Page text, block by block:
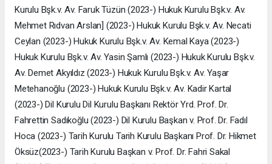
Kurulu Bşk.v. Av. Faruk Tüzün (2023-) Hukuk Kurulu Bşk.v. Av.
Mehmet Rıdvan Arslan] (2023-) Hukuk Kurulu Bşk.v. Av. Necati
Ceylan (2023-) Hukuk Kurulu Bşk.v. Av. Kemal Kaya (2023-)
Hukuk Kurulu Bşk.v. Av. Yasin Şamlı (2023-) Hukuk Kurulu Bşk.v.
Av. Demet Akyıldız (2023-) Hukuk Kurulu Bşk.v. Av. Yaşar
Metehanoğlu (2023-) Hukuk Kurulu Bşk.v. Av. Kadir Kartal
(2023-) Dil Kurulu Dil Kurulu Başkanı Rektör Yrd. Prof. Dr.
Fahrettin Sadıkoğlu (2023-) Dil Kurulu Başkan v. Prof. Dr. Fadıl
Hoca (2023-) Tarih Kurulu Tarih Kurulu Başkanı Prof. Dr. Hikmet
Öksüz(2023-) Tarih Kurulu Başkan v. Prof. Dr. Fahri Sakal